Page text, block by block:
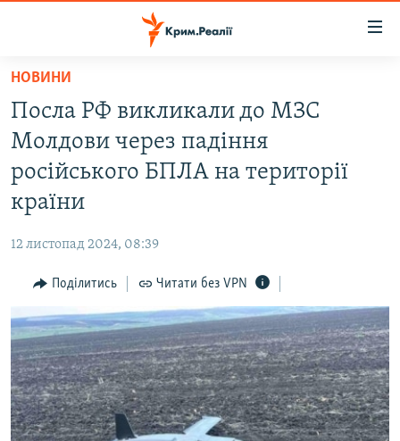
Перейти
основного
матеріалу
Перейти
до
основної
Перейти
пошуку
ВІДЕО ТА ФОТО
ПОЛІТИКА
ІНТЕРВ'Ю
ВСЕ ЗА ДЕНЬ
СПЕЦПРОЕКТИ
ДЕПОРТАЦІЯ
ВІДЕОУРОКИ «ELIFBE»
ЯК ОБІЙТИ БЛОКУВАННЯ
Русский
НОВИНИ
Посла РФ викликали до МЗС
Молдови через падіння
російського БПЛА на території
країни
12 листопад 2024, 08:39
Поділитись Читати без VPN